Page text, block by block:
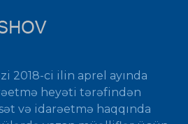
2018-ci ilin aprel ayında
heyəti tərəfindən
və idarəetmə haqqında